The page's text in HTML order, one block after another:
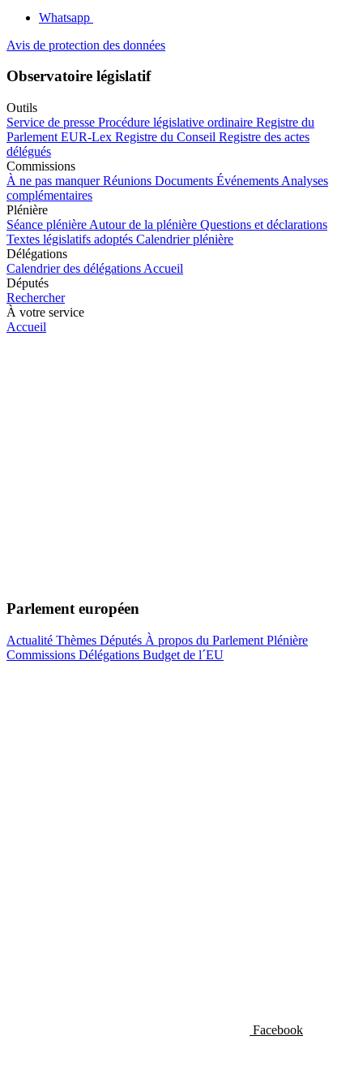
Whatsapp
Avis de protection des données
Observatoire législatif
Outils
Service de presse Procédure législative ordinaire Registre du
Parlement EUR-Lex Registre du Conseil Registre des actes
délégués
Commissions
À ne pas manquer Réunions Documents Événements Analyses
complémentaires
Plénière
Séance plénière Autour de la plénière Questions et déclarations
Textes législatifs adoptés Calendrier plénière
Délégations
Calendrier des délégations Accueil
Députés
Rechercher
À votre service
Accueil
Parlement européen
Actualité Thèmes Députés À propos du Parlement Plénière
Commissions Délégations Budget de l´EU
Facebook